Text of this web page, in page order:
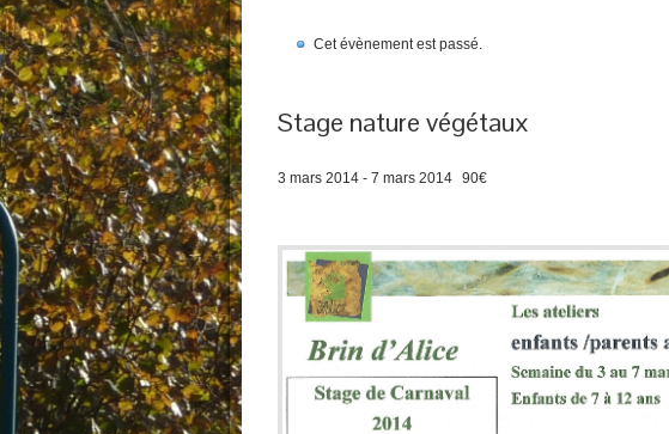
Cet évènement est passé.
Stage nature végétaux
3 mars 2014 - 7 mars 2014 90€